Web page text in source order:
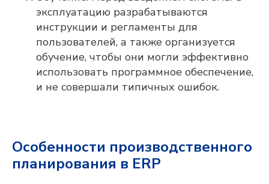
эксплуатацию разрабатываются
инструкции и регламенты для
пользователей, а также организуется
обучение, чтобы они могли эффективно
использовать программное обеспечение,
и не совершали типичных ошибок.
Особенности производственного
планирования в ERP
и мы свяжемся с
вами